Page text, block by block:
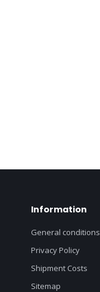
Information
General conditions
Privacy Policy
Shipment Costs
Sitemap